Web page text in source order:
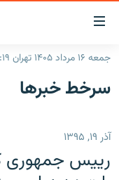
لینک‌های
قابلیت
دسترسی
بازگشت
اصلی
رفتن
ایران
انتخاب کنید و بشنوید
پادکست
جمعه ۱۶ مرداد ۱۴۰۵ تهران ۲۰:۱۹
سرخط‌ خبرها
آذر ۱۹, ۱۳۹۵
رییس جمهوری